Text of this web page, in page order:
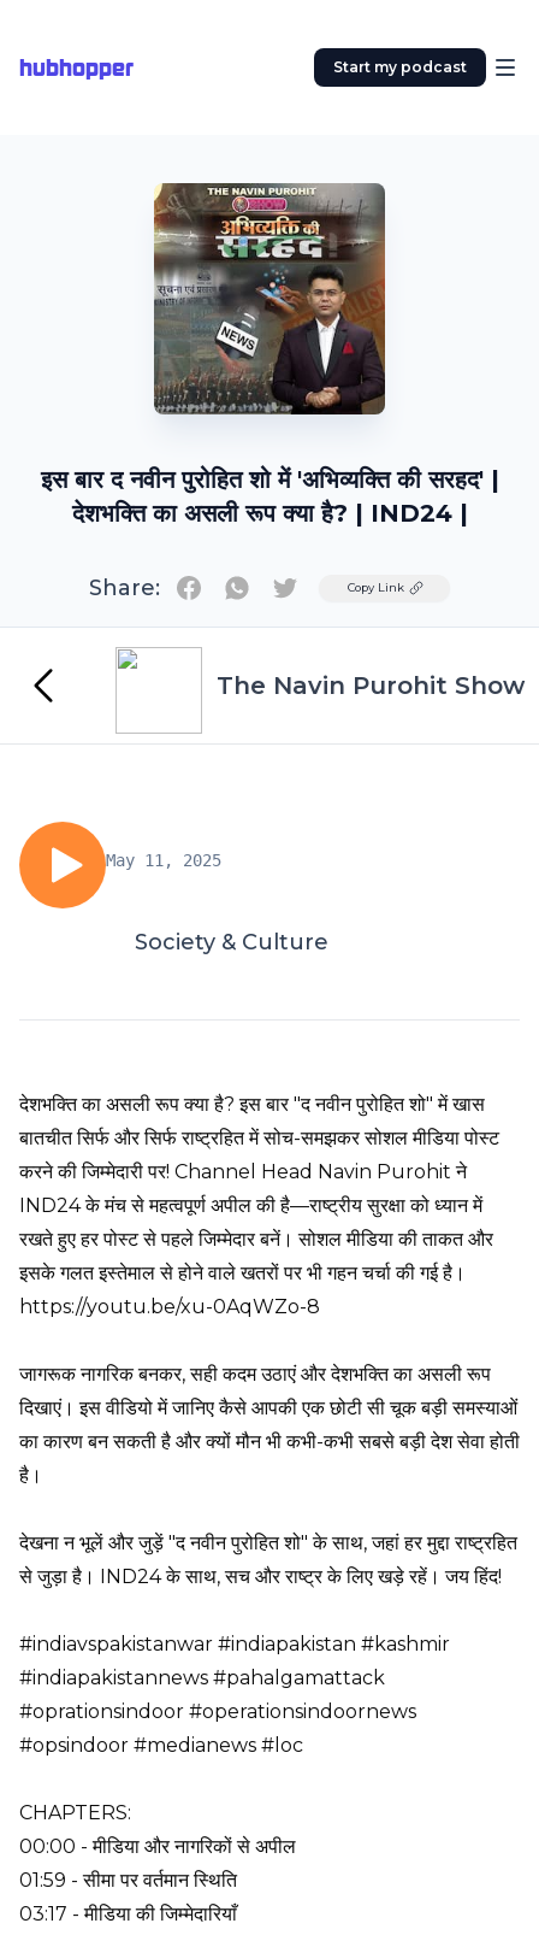
hubhopper Start my podcast
इस बार द नवीन पुरोहित शो में 'अभिव्यक्ति की सरहद' |
देशभक्ति का असली रूप क्या है? | IND24 |
Share: TwitterCopy Link
The Navin Purohit Show
May 11, 2025
Society & Culture
देशभक्ति का असली रूप क्या है? इस बार "द नवीन पुरोहित शो" में खास
बातचीत सिर्फ और सिर्फ राष्ट्रहित में सोच-समझकर सोशल मीडिया पोस्ट
करने की जिम्मेदारी पर! Channel Head Navin Purohit ने
IND24 के मंच से महत्वपूर्ण अपील की है—राष्ट्रीय सुरक्षा को ध्यान में
रखते हुए हर पोस्ट से पहले जिम्मेदार बनें। सोशल मीडिया की ताकत और
इसके गलत इस्तेमाल से होने वाले खतरों पर भी गहन चर्चा की गई है।
https://youtu.be/xu-0AqWZo-8
जागरूक नागरिक बनकर, सही कदम उठाएं और देशभक्ति का असली रूप
दिखाएं। इस वीडियो में जानिए कैसे आपकी एक छोटी सी चूक बड़ी समस्याओं
का कारण बन सकती है और क्यों मौन भी कभी-कभी सबसे बड़ी देश सेवा होती
है।
देखना न भूलें और जुड़ें "द नवीन पुरोहित शो" के साथ, जहां हर मुद्दा राष्ट्रहित
से जुड़ा है। IND24 के साथ, सच और राष्ट्र के लिए खड़े रहें। जय हिंद!
#indiavspakistanwar #indiapakistan #kashmir
#indiapakistannews #pahalgamattack
#oprationsindoor #operationsindoornews
#opsindoor #medianews #loc
CHAPTERS:
00:00 - मीडिया और नागरिकों से अपील
01:59 - सीमा पर वर्तमान स्थिति
03:17 - मीडिया की जिम्मेदारियाँ